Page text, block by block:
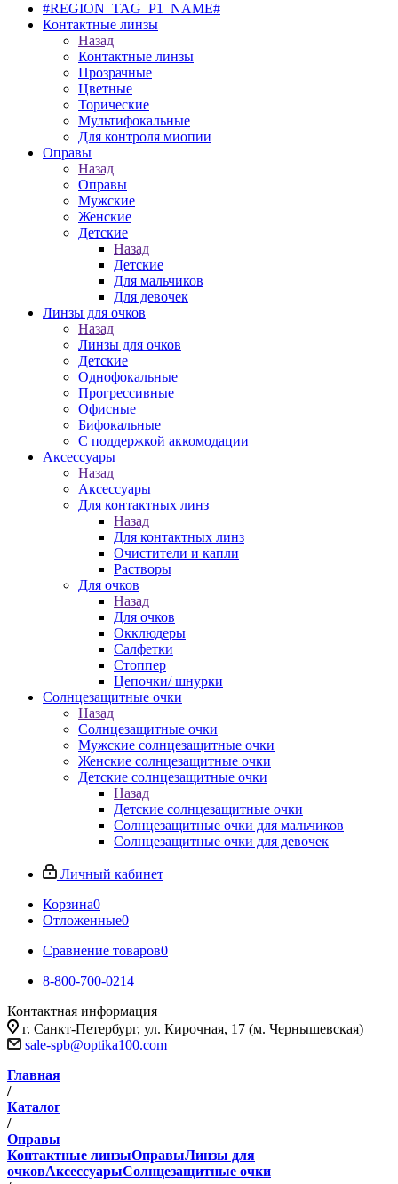
#REGION_TAG_P1_NAME#
Контактные линзы
Назад
Контактные линзы
Прозрачные
Цветные
Торические
Мультифокальные
Для контроля миопии
Оправы
Назад
Оправы
Мужские
Женские
Детские
Назад
Детские
Для мальчиков
Для девочек
Линзы для очков
Назад
Линзы для очков
Детские
Однофокальные
Прогрессивные
Офисные
Бифокальные
С поддержкой аккомодации
Аксессуары
Назад
Аксессуары
Для контактных линз
Назад
Для контактных линз
Очистители и капли
Растворы
Для очков
Назад
Для очков
Окклюдеры
Салфетки
Стоппер
Цепочки/ шнурки
Солнцезащитные очки
Назад
Солнцезащитные очки
Мужские солнцезащитные очки
Женские солнцезащитные очки
Детские солнцезащитные очки
Назад
Детские солнцезащитные очки
Солнцезащитные очки для мальчиков
Солнцезащитные очки для девочек
Личный кабинет
Корзина0
Отложенные0
Сравнение товаров0
8-800-700-0214
Контактная информация
г. Санкт-Петербург, ул. Кирочная, 17 (м. Чернышевская)
sale-spb@optika100.com
Главная
/
Каталог
/
Оправы
Контактные линзыОправыЛинзы для
очковАксессуарыСолнцезащитные очки